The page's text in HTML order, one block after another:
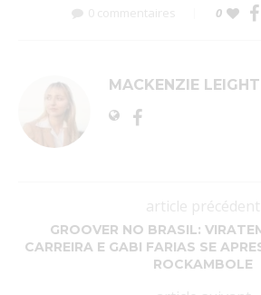
0 commentaires 0
MACKENZIE
article précédent
GROOVER NO BRASIL:
CARREIRA E GABI FARIAS SE
ROCKAMBOLE